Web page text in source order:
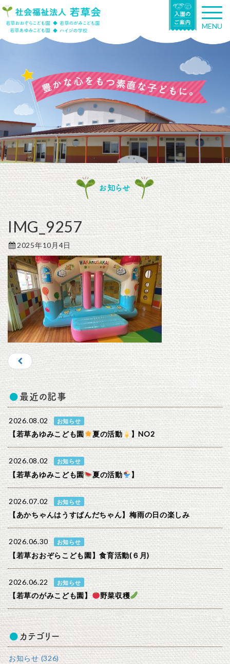
T
o
g
n
g
a
t
n
MENU
お知らせ
IMG_9257
2025年10月4日
最近の記事
2026.08.02 お知らせ
【若草あゆみこども園 夏の活動 】NO2
2026.08.02 お知らせ
【若草あゆみこども園 夏の活動 】
2026.07.02 お知らせ
【あかちゃんはうすぱんだちゃん】梅雨の日の楽しみ
2026.06.30 お知らせ
【若草おおぞらこども園】食育活動(６月)
2026.06.22 お知らせ
【若草のがみこども園】 野菜収穫
カテゴリー
お知らせ (326)